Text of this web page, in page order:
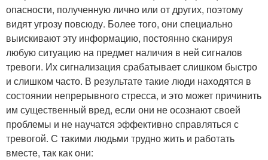
опасности, полученную лично или от других, поэтому
видят угрозу повсюду. Более того, они специально
выискивают эту информацию, постоянно сканируя
любую ситуацию на предмет наличия в ней сигналов
тревоги. Их сигнализация срабатывает слишком быстро
и слишком часто. В результате такие люди находятся в
состоянии непрерывного стресса, и это может причинить
им существенный вред, если они не осознают своей
проблемы и не научатся эффективно справляться с
тревогой. С такими людьми трудно жить и работать
вместе, так как они: